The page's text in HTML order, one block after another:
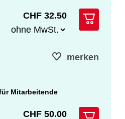
CHF 32.50
merken
Mitarbeitende
CHF 50.00